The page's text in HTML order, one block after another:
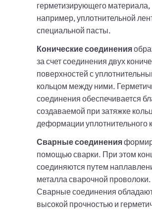
герметизирующего материала,
например, уплотнительной
специальной пасты.
Конические соединения
за счет соединения двух
поверхностей с
кольцом между ними.
соединения обеспечивается
создаваемой при затяжке
деформации уплотнительного
Сварные соединения
помощью сварки. При этом
соединяются путем
металла сварочной проволоки.
Сварные соединения
высокой прочностью и